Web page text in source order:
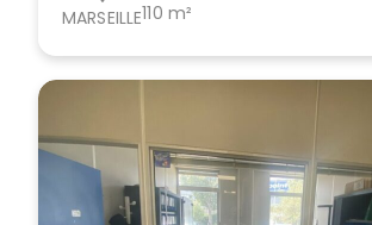
MARSEILLE110 m²